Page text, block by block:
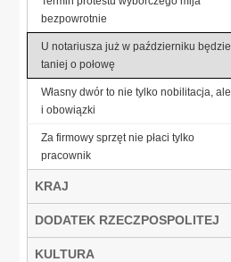
bezpowrotnie
U notariusza już w październiku będzie
taniej o połowę
Własny dwór to nie tylko nobilitacja, ale
i obowiązki
Za firmowy sprzęt nie płaci tylko
pracownik
KRAJ
DODATEK RZECZPOSPOLITEJ
KULTURA